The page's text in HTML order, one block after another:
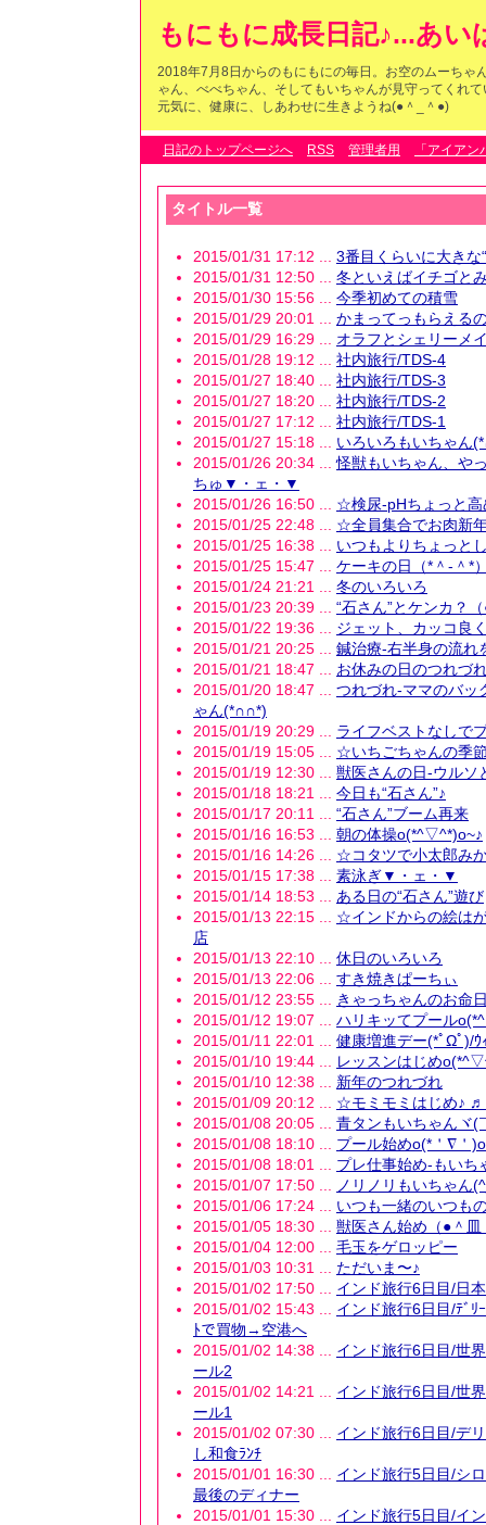
もにもに成長日記♪...あい
2018年7月8日からのもにもにの毎日。お空のムーちゃ
ゃん、べべちゃん、そしてもいちゃんが見守ってくれ
元気に、健康に、しあわせに生きようね(●＾_＾●)
日記のトップページへ RSS 管理者用 「アイア
タイトル一覧
2015/01/31 17:12 ... 3番目くらいに大きな
2015/01/31 12:50 ... 冬といえばイチゴと
2015/01/30 15:56 ... 今季初めての積雪
2015/01/29 20:01 ... かまってっもらえる
2015/01/29 16:29 ... オラフとシェリーメ
2015/01/28 19:12 ... 社内旅行/TDS-4
2015/01/27 18:40 ... 社内旅行/TDS-3
2015/01/27 18:20 ... 社内旅行/TDS-2
2015/01/27 17:12 ... 社内旅行/TDS-1
2015/01/27 15:18 ... いろいろもいちゃん
2015/01/26 20:34 ...怪獣もいちゃん、や
ちゅ▼・ェ・▼
2015/01/26 16:50 ... ☆検尿-pHちょっと高
2015/01/25 22:48 ... ☆全員集合でお肉新
2015/01/25 16:38 ... いつもよりちょっと
2015/01/25 15:47 ... ケーキの日（*＾-＾*
2015/01/24 21:21 ... 冬のいろいろ
2015/01/23 20:39 ... “石さん”とケンカ？
2015/01/22 19:36 ... ジェット、カッコ良
2015/01/21 20:25 ... 鍼治療-右半身の流れ
2015/01/21 18:47 ... お休みの日のつれづ
2015/01/20 18:47 ... つれづれ-ママのバッ
ゃん(*∩∩*)
2015/01/19 20:29 ... ライフベストなしで
2015/01/19 15:05 ... ☆いちごちゃんの季
2015/01/19 12:30 ... 獣医さんの日-ウルソ
2015/01/18 18:21 ... 今日も“石さん”♪
2015/01/17 20:11 ... “石さん”ブーム再来
2015/01/16 16:53 ... 朝の体操o(*^▽^*)o~♪
2015/01/16 14:26 ... ☆コタツで小太郎み
2015/01/15 17:38 ... 素泳ぎ▼・ェ・▼
2015/01/14 18:53 ... ある日の“石さん”遊び
2015/01/13 22:15 ... ☆インドからの絵は
店
2015/01/13 22:10 ... 休日のいろいろ
2015/01/13 22:06 ... すき焼きぱーちぃ
2015/01/12 23:55 ...
きゃっちゃんのお命
2015/01/12 19:07 ... ハリキッてプール
2015/01/11 22:01 ... 健康増進デー(*ﾟΩﾟ)/ｳ
2015/01/10 19:44 ...
レッスンはじめ
2015/01/10 12:38 ... 新年のつれづれ
2015/01/09 20:12 ... ☆モミモミはじめ♪
2015/01/08 20:05 ... 青タンもいちゃん
2015/01/08 18:10 ... プール始めo(*＇∇＇
2015/01/08 18:01 ... プレ仕事始め-もいち
2015/01/07 17:50 ...
ノリノリもいちゃん
2015/01/06 17:24 ... いつも一緒のいつも
2015/01/05 18:30 ... 獣医さん始め（●＾皿
2015/01/04 12:00 ... 毛玉をゲロッピー
2015/01/03 10:31 ... ただいま〜♪
2015/01/02 17:50 ... インド旅行6日目/日
2015/01/02 15:43 ... インド旅行6日目/ﾃﾞﾘ
ﾄで買物→空港へ
2015/01/02 14:38 ... インド旅行6日目/世
ール2
2015/01/02 14:21 ... インド旅行6日目/世
ール1
2015/01/02 07:30 ... インド旅行6日目/デ
し和食ﾗﾝﾁ
2015/01/01 16:30 ... インド旅行5日目/シ
最後のディナー
2015/01/01 15:30 ... インド旅行5日目/イ